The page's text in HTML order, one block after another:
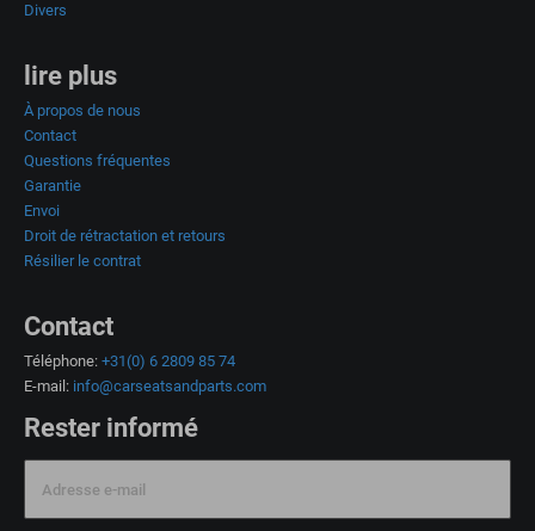
Divers
lire plus
À propos de nous
Contact
Questions fréquentes
Garantie
Envoi
Droit de rétractation et retours
Résilier le contrat
Contact
Téléphone: +31(0) 6 2809 85 74
E-mail: info@carseatsandparts.com
Rester informé
Adresse e-mail